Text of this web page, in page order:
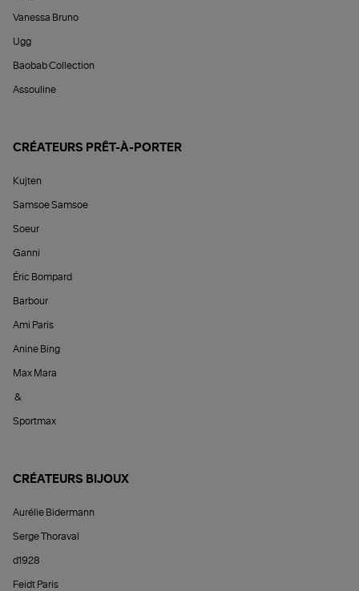
Vanessa Bruno
Ugg
Baobab Collection
Assouline
CRÉATEURS PRÊT-À-PORTER
Kujten
Samsoe Samsoe
Soeur
Ganni
Éric Bompard
Barbour
Ami Paris
Anine Bing
Max Mara
&
Sportmax
CRÉATEURS BIJOUX
Aurélie Bidermann
Serge Thoraval
d1928
Feidt Paris